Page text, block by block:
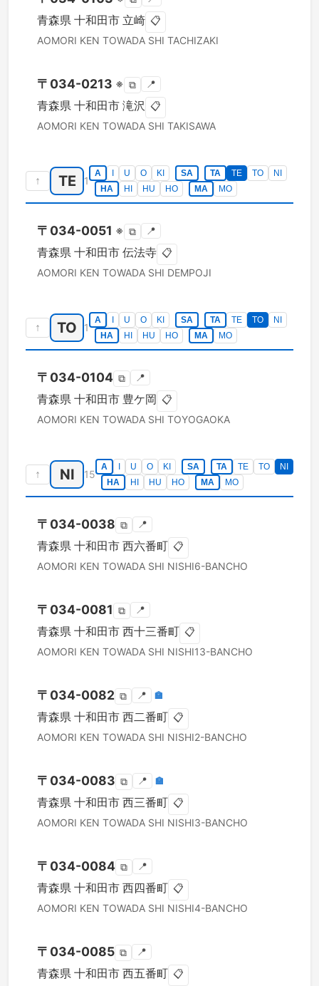
青森県 十和田市 立崎 📋
AOMORI KEN TOWADA SHI TACHIZAKI
〒 034-0213 ※ ⧉ 📍
青森県 十和田市 滝沢 📋
AOMORI KEN TOWADA SHI TAKISAWA
↑ TE 1
A U O KI SA TA TE TO
NI
HA
HI HU HO MA MO
〒 034-0051 ※ ⧉ 📍
青森県 十和田市 伝法寺 📋
AOMORI KEN TOWADA SHI DEMPOJI
↑ TO 1
A U O KI SA TA TE TO
NI
HA
HI HU HO MA MO
〒 034-0104 ⧉ 📍
青森県 十和田市 豊ケ岡 📋
AOMORI KEN TOWADA SHI TOYOGAOKA
↑ NI 15
A U O KI SA TA TE TO
NI
HA
HI HU HO MA MO
〒 034-0038 ⧉ 📍
青森県 十和田市 西六番町 📋
AOMORI KEN TOWADA SHI NISHI6-BANCHO
〒 034-0081 ⧉ 📍
青森県 十和田市 西十三番町 📋
AOMORI KEN TOWADA SHI NISHI13-BANCHO
〒 034-0082 ⧉ 📍 🏣
青森県 十和田市 西二番町 📋
AOMORI KEN TOWADA SHI NISHI2-BANCHO
〒 034-0083 ⧉ 📍 🏣
青森県 十和田市 西三番町 📋
AOMORI KEN TOWADA SHI NISHI3-BANCHO
〒 034-0084 ⧉ 📍
青森県 十和田市 西四番町 📋
AOMORI KEN TOWADA SHI NISHI4-BANCHO
〒 034-0085 ⧉ 📍
青森県 十和田市 西五番町 📋